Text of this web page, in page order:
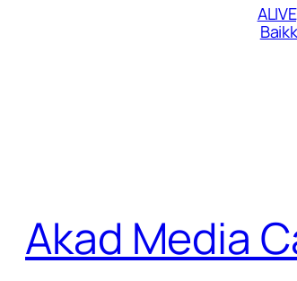
Akad Media